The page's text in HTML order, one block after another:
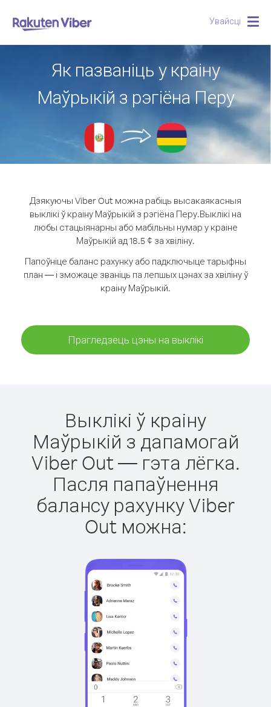
Увайсці
Як пазваніць у краіну
Маўрыкій з рэгіёна Перу
Дзякуючы Viber Out можна рабіць высакаякасныя
выклікі ў краіну Маўрыкій з рэгіёна Перу.Выклікі на
любы стацыянарны або мабільны нумар у краіне
Маўрыкій ад 18.5 ¢ за хвіліну.
Папоўніце баланс рахунку або падключыце тарыфны
план — і зможаце званіць па лепшых цэнах за хвіліну ў
краіну Маўрыкій.
Прагледзець цэны на выклікі
Выклікі ў краіну
Маўрыкій з дапамогай
Viber Out — гэта лёгка.
Пасля папаўнення
балансу рахунку Viber
Out можна: